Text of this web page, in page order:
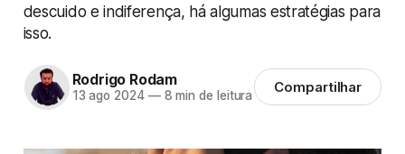
descuido e indiferença, há algumas estratégias para
isso.
Rodrigo Rodam
13 ago 2024 —8 min de leitura Compartilhar